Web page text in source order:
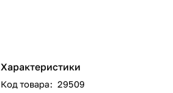
Характеристики
Код товара: 29509